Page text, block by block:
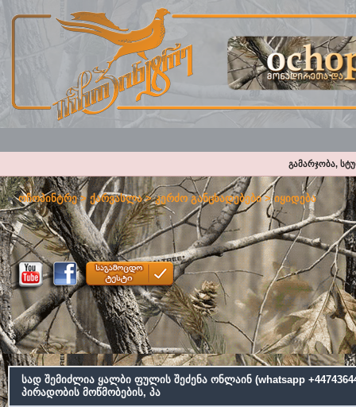
გამარჯობა,
ოჩოპინტრე>ქარვასლა>კერძო განცხადებები>იყიდება
სად შემიძლია ყალბი ფულის შეძენა ონლაინ (whatsapp
პირადობის მოწმობების, პა